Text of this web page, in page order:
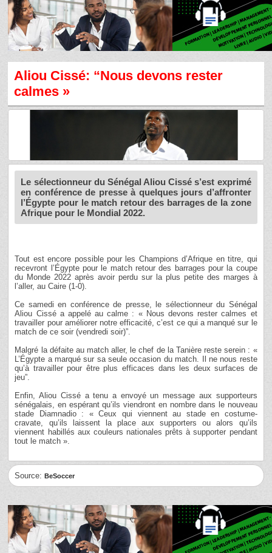
Aliou Cissé: “Nous devons rester
calmes »
Le sélectionneur du Sénégal Aliou Cissé s’est exprimé
en conférence de presse à quelques jours d’affronter
l’Égypte pour le match retour des barrages de la zone
Afrique pour le Mondial 2022.
Tout est encore possible pour les Champions d’Afrique en titre, qui
recevront l’Égypte pour le match retour des barrages pour la coupe
du Monde 2022 après avoir perdu sur la plus petite des marges à
l’aller, au Caire (1-0).
Ce samedi en conférence de presse, le sélectionneur du Sénégal
Aliou Cissé a appelé au calme : « Nous devons rester calmes et
travailler pour améliorer notre efficacité, c’est ce qui a manqué sur le
match de ce soir (vendredi soir)”.
Malgré la défaite au match aller, le chef de la Tanière reste serein : «
L’Égypte a marqué sur sa seule occasion du match. Il ne nous reste
qu’à travailler pour être plus efficaces dans les deux surfaces de
jeu”.
Enfin, Aliou Cissé a tenu a envoyé un message aux supporteurs
sénégalais, en espérant qu’ils viendront en nombre dans le nouveau
stade Diamnadio : « Ceux qui viennent au stade en costume-
cravate, qu’ils laissent la place aux supporters ou alors qu’ils
viennent habillés aux couleurs nationales prêts à supporter pendant
tout le match ».
Source:BeSoccer